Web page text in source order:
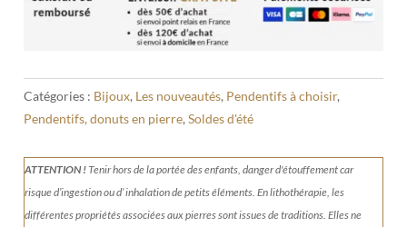
Catégories : Bijoux, Les nouveautés, Pendentifs à choisir,
Pendentifs, donuts en pierre,Soldes d'été
ATTENTION !Tenirhors de la portée des enfants, danger d'étouffement car
risque d’ingestion ou d’ inhalation de petits éléments.En lithothérapie, les
différentes propriétés associées aux pierres sont issues de traditions. Elles ne